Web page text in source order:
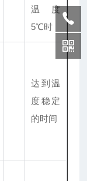
温度
5℃时
达到温
度稳定
的时间